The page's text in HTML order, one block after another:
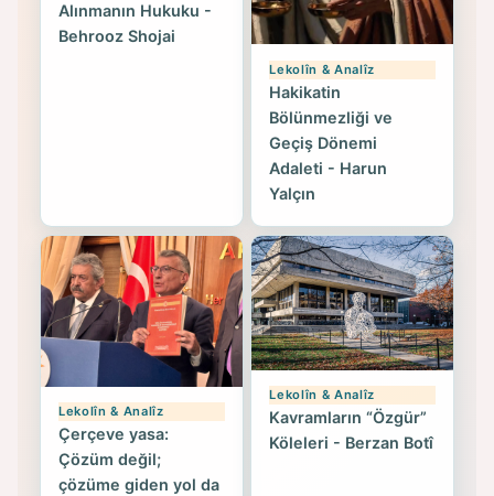
Alınmanın Hukuku -
Behrooz Shojai
Lekolîn & Analîz
Hakikatin
Bölünmezliği ve
Geçiş Dönemi
Adaleti - Harun
Yalçın
Lekolîn & Analîz
Çerçeve yasa:
Çözüm değil;
çözüme giden yol da
Lekolîn & Analîz
Kavramların “Özgür”
Köleleri - Berzan Botî